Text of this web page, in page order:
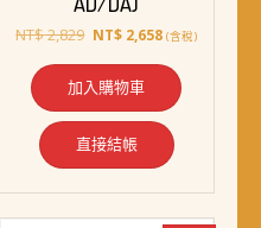
NT$2,829 原
格：
NT$ 2,829。
NT$ 2,658目
價
格：
NT$ 2,658。
(含稅)
加入購物車
直接結帳